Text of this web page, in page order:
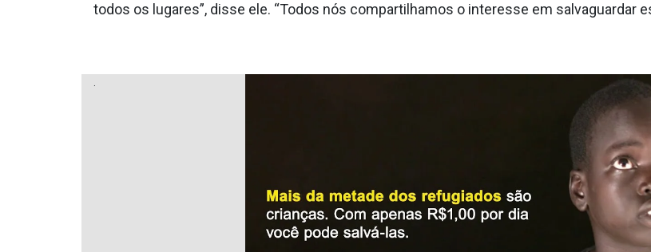
todos os lugares”, disse ele. “Todos nós compartilhamos o interesse em salvaguardar